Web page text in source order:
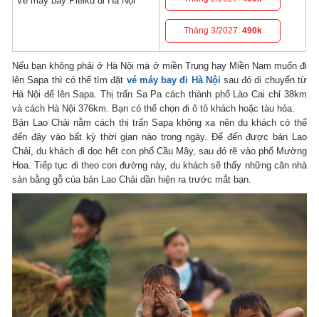
Tháng 3/2027:490k
Nếu bạn không phải ở Hà Nội mà ở miền Trung hay Miền Nam muốn đi
lên Sapa thì có thể tìm đặt vé máy bay đi Hà Nội sau đó di chuyển từ
Hà Nội để lên Sapa. Thị trấn Sa Pa cách thành phố Lào Cai chỉ 38km
và cách Hà Nội 376km. Bạn có thể chọn đi ô tô khách hoặc tàu hỏa.
Bản Lao Chải nằm cách thị trấn Sapa không xa nên du khách có thể
đến đây vào bất kỳ thời gian nào trong ngày. Để đến được bản Lao
Chải, du khách đi dọc hết con phố Cầu Mây, sau đó rẽ vào phố Mường
Hoa. Tiếp tục đi theo con đường này, du khách sẽ thấy những căn nhà
sàn bằng gỗ của bản Lao Chải dần hiện ra trước mắt bạn.